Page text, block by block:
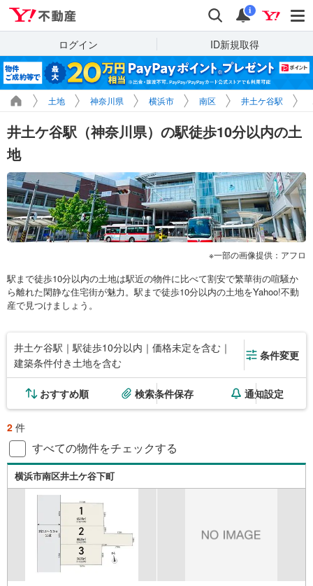
検索 通知
i
ログイン ID新規取得
土地 神奈川県 横浜市 南区 井土ケ谷駅
井土ケ谷駅（神奈川県）の駅徒歩10分以内の土
地
一部の画像提供：アフロ
駅まで徒歩10分以内の土地は駅近の物件に比べて割安で繁華街の喧騒か
ら離れた閑静な住宅街が魅力。駅まで徒歩10分以内の土地をYahoo!不動
産で見つけましょう。
井土ケ谷駅｜駅徒歩10分以内｜価格未定を含む｜
建築条件付き土地を含む
条件変更
おすすめ順 検索条件保存 通知設定
2 件
すべての物件をチェックする
横浜市南区井土ケ谷下町